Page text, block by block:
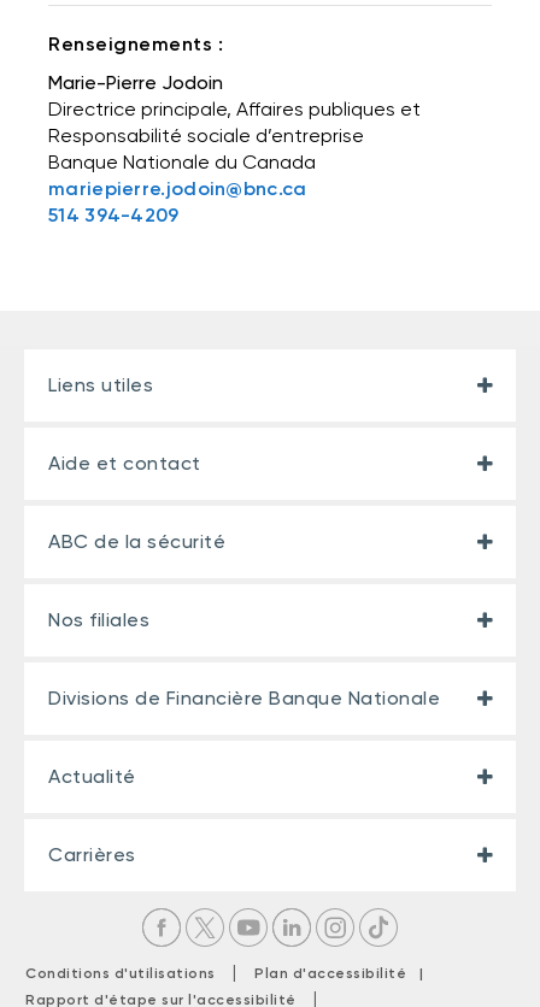
Renseignements :
Marie-Pierre Jodoin
Directrice principale, Affaires publiques et
Responsabilité sociale d’entreprise
Banque Nationale du Canada
mariepierre.jodoin@bnc.ca
514 394-4209
Liens utiles
Aide et contact
ABC de la sécurité
Nos filiales
Divisions de Financière Banque Nationale
Actualité
Carrières
Conditions d'utilisations |
Plan d'accessibilité |
Rapport d'étape sur l'accessibilité
|